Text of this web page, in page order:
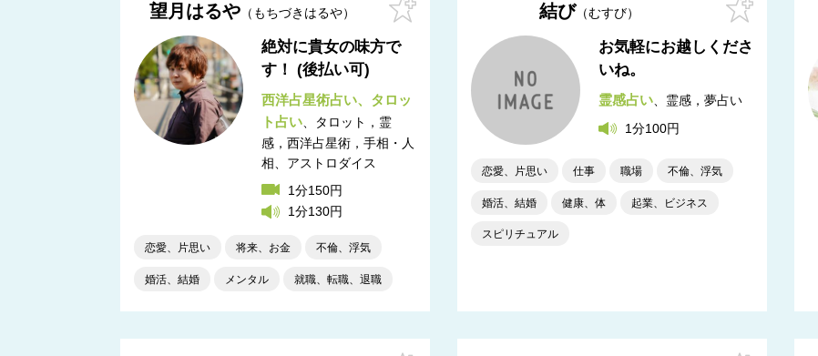
望月はるや もちづきはるや
絶対に貴女の味方で
す！ (後払い可)
西洋占星術占い
タロッ
ト占い
タロット，霊
感，西洋占星術，手相・人
相
アストロダイス
1分150円
1分130円
恋愛、片思い 将来、お金 不倫、浮気
婚活、結婚 メンタル 就職、転職、退職
結び むすび
お気軽にお越しくださ
いね。
霊感占い
霊感，夢占い
1分100円
恋愛、片思い 仕事 職場 不倫、浮気
婚活、結婚 健康、体 起業、ビジネス
スピリチュアル